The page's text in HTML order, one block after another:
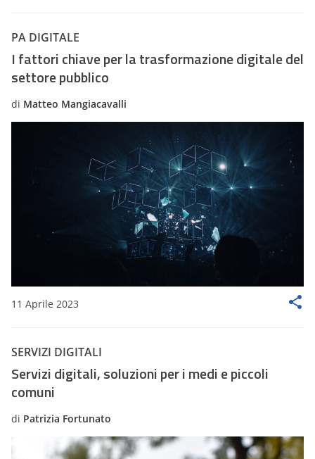
PA DIGITALE
I fattori chiave per la trasformazione digitale del
settore pubblico
di Matteo Mangiacavalli
11 Aprile 2023
SERVIZI DIGITALI
Servizi digitali, soluzioni per i medi e piccoli
comuni
di Patrizia Fortunato